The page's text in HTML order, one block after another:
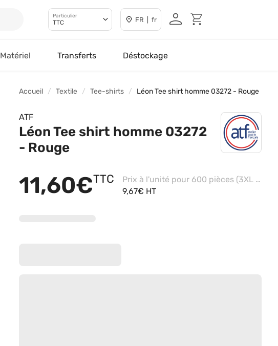
Particulier
TTC FR | fr
Matériel Transferts Déstockage
Accueil Textile Tee-shirts Léon Tee shirt homme 03272 - Rouge
ATF
Léon Tee shirt homme 03272
- Rouge
11,60€TTC
Prix à l'unité pour 600 pièces (3XL - Blanc)
9,67€ HT